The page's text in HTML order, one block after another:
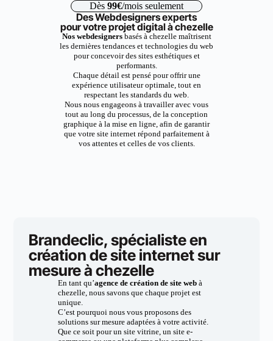
Dès 99€/mois seulement
Des Webdesigners experts
pour votre projet digital à chezelle
Nos webdesignersbasés à chezelle maîtrisent
les dernières tendances et technologies du web
pour concevoir des sites esthétiques et
performants.
Chaque détail est pensé pour offrir une
expérience utilisateur optimale, tout en
respectant les standards du web.
Nous nous engageons à travailler avec vous
tout au long du processus, de la conception
graphique à la mise en ligne, afin de garantir
que votre site internet répond parfaitement à
vos attentes et celles de vos clients.
Brandeclic, spécialiste en
création de site internet sur
mesure à chezelle
En tant qu’agence de création de site webà
chezelle, nous savons que chaque projet est
unique.
C’est pourquoi nous vous proposons des
solutions sur mesure adaptées à votre activité.
Que ce soit pour un site vitrine, un site e-